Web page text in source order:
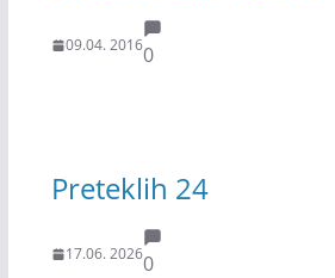
09.04. 20160
Preteklih 24
17.06. 20260